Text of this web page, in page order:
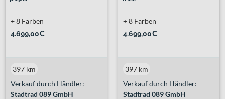
4.699,00€
+ 8 Farben
Verkauf durch Händler:
Stadtrad 089 GmbH
397 km
4.699,00€
+ 8 Farben
Verkauf durch Händler:
Stadtrad 089 GmbH
397 km